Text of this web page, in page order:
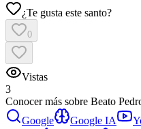
¿Te gusta este santo?
0
Vistas
3
Conocer más sobre Beato
Google
Google IA